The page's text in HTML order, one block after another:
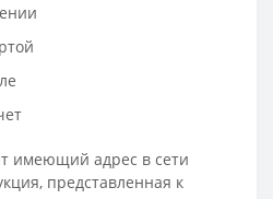
имеющий адрес в сети
представленная к